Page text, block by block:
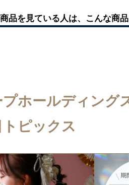
品を見ている人は、こんな商品
ホールディング
ピックス